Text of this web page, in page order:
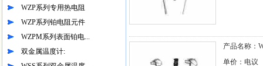
WZP系列专用热电阻
WZP系列铂电阻元件
WZPM系列表面铂电...
双金属温度计:
产品名称：
单价：电议